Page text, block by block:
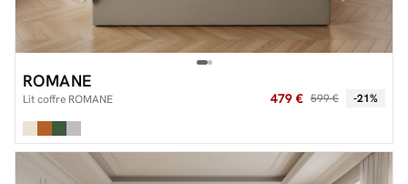
ROMANE
Lit coffre ROMANE 479 € 599 € -21%